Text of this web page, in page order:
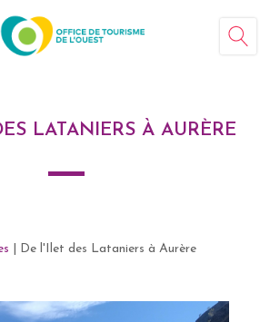
LATANIERS À AURÈRE
| De l'Ilet des Lataniers à Aurère